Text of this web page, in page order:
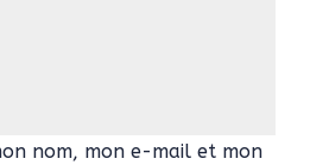
nom, mon e-mail et mon